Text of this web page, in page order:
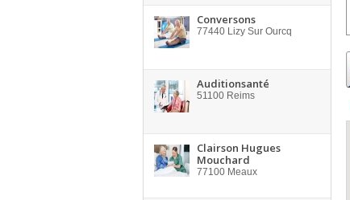
Conversons
77440 Lizy Sur Ourcq
Auditionsanté
51100 Reims
Clairson Hugues
Mouchard
77100 Meaux